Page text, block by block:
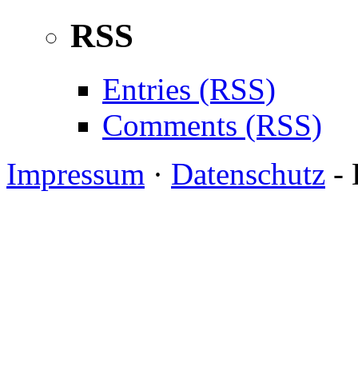
RSS
Entries (RSS)
Comments (RSS)
Impressum · Datenschutz -